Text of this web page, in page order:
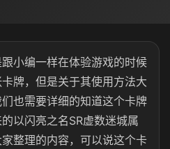
小编一样在体验游戏的时候
牌，但是关于其使用方法大
也需要详细的知道这个卡牌
以闪亮之名SR虚数迷城属
整理的内容，可以说这个卡